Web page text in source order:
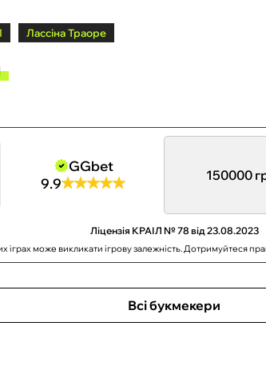
Лассіна Траоре
GGbet
9.9
150000
Ліцензія КРАІЛ № 78 від 23.08.2023
іграх може викликати ігрову залежність. Дотримуйтеся
Всі букмекери